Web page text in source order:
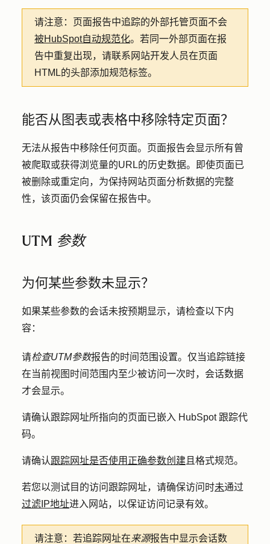
请注意：
页面报告中追踪的外部托管页面不会
被HubSpot自动规范化。若同一外部页面在报
告中重复出现，请联系网站开发人员在页面
HTML的头部添加规范标签。
能否从图表或表格中移除特定页面？
无法从报告中移除任何页面。页面报告会显示所有曾
被爬取或获得浏览量的URL的历史数据。即使页面已
被删除或重定向，为保持网站页面分析数据的完整
性，该页面仍会保留在报告中。
UTM 参数
为何某些参数未显示？
如果某些参数的会话未按预期显示，请检查以下内
容：
请检查UTM参数报告的时间范围设置。仅当追踪链接
在当前视图时间范围内至少被访问一次时，会话数据
才会显示。
请确认跟踪网址所指向的页面已嵌入 HubSpot 跟踪代
码。
请确认跟踪网址是否使用正确参数创建 且格式规范。
若您以测试目的访问跟踪网址，请确保访问时未通过
过滤IP地址进入网站，以保证访问记录有效。
请注意 ：若追踪网址在来源报告中显示会话数